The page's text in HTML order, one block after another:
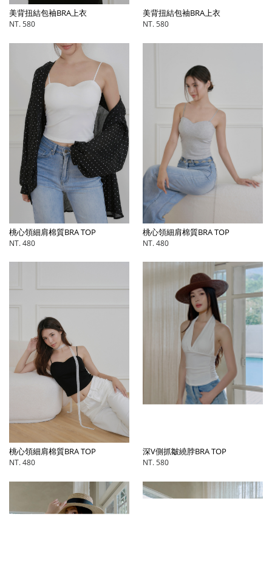
美背扭結包袖BRA上衣
NT. 580
美背扭結包袖BRA上衣
NT. 580
桃心領細肩棉質BRA TOP
NT. 480
桃心領細肩棉質BRA TOP
NT. 480
桃心領細肩棉質BRA TOP
NT. 480
深V側抓皺繞脖BRA TOP
NT. 580